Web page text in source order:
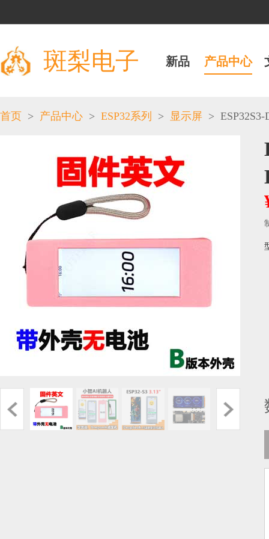
斑梨电子 新品 产品中心
首页 > 产品中心 > ESP32系列 > 显示屏 > ESP32S3-